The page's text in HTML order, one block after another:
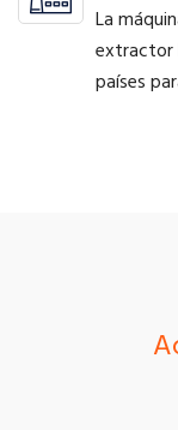
La
extractor
países